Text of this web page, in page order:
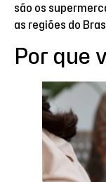
são os
as regiões do
Por que